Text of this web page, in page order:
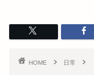
HOME 日常